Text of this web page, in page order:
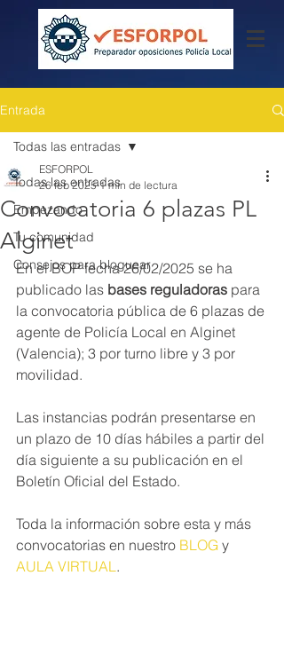
Entrada
Todas las entradas
Empezando
Tu comunidad
Consejos para bloguear
Todas las entradas
Convocatoria 6 plazas PL
Alginet
ESFORPOL
26 feb 2025 1 min de lectura
En el BOP fecha 26/02/2025 se ha
publicado las bases reguladoras para
la convocatoria pública de 6 plazas de
agente de Policía Local en Alginet
(Valencia); 3 por turno libre y 3 por
movilidad.
Las instancias podrán presentarse en
un plazo de 10 días hábiles a partir del
día siguiente a su publicación en el
Boletín Oficial del Estado.
Toda la información sobre esta y más
convocatorias en nuestro BLOG y
AULA VIRTUAL.